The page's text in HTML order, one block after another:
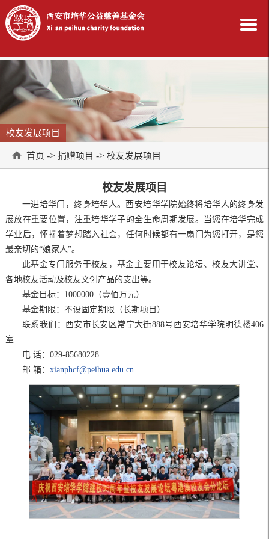
校友发展项目
首页 -> 捐赠项目 -> 校友发展项目
校友发展项目
一进培华门，终身培华人。西安培华学院始终将培华人的终身发
展放在重要位置，注重培华学子的全生命周期发展。当您在培华完成
学业后，怀揣着梦想踏入社会，任何时候都有一扇门为您打开，是您
最亲切的“娘家人”。
此基金专门服务于校友，基金主要用于校友论坛、校友大讲堂、
各地校友活动及校友文创产品的支出等。
基金目标：1000000（壹佰万元）
基金期限：不设固定期限（长期项目）
联系我们：西安市长安区常宁大街888号西安培华学院明德楼406
室
电 话：029-85680228
邮 箱： xianphcf@peihua.edu.cn